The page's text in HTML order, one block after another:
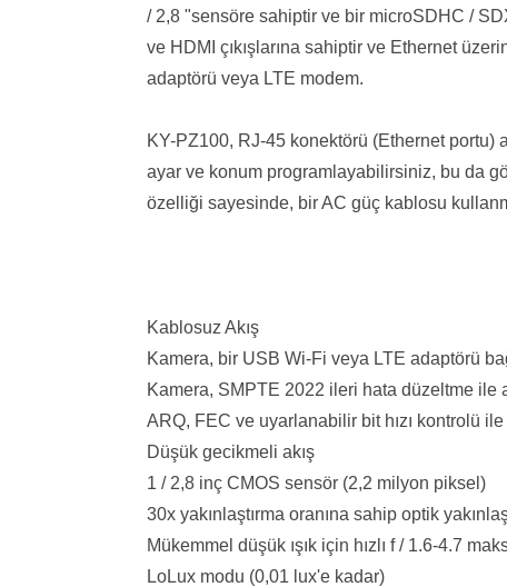
/ 2,8 "sensöre sahiptir ve bir microSDHC /
ve HDMI çıkışlarına sahiptir ve Ethernet
adaptörü veya LTE modem.
KY-PZ100, RJ-45 konektörü (Ethernet portu)
ayar ve konum programlayabilirsiniz, bu da
özelliği sayesinde, bir AC güç kablosu
Kablosuz Akış
Kamera, bir USB Wi-Fi veya LTE adaptörü
Kamera, SMPTE 2022 ileri hata düzeltme ile
ARQ, FEC ve uyarlanabilir bit hızı kontrolü
Düşük gecikmeli akış
1 / 2,8 inç CMOS sensör (2,2 milyon piksel)
30x yakınlaştırma oranına sahip optik
Mükemmel düşük ışık için hızlı f / 1.6-4.7
LoLux modu (0,01 lux'e kadar)